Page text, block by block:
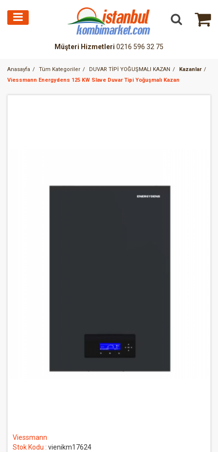
Müşteri Hizmetleri 0216 596 32 75
Anasayfa Tüm Kategoriler DUVAR TİPİ YOĞUŞMALI KAZAN
Kazanlar
Viessmann Energydens 125 KW Slave Duvar Tipi Yoğuşmalı Kazan
Viessmann
Stok Kodu : vienikm17624